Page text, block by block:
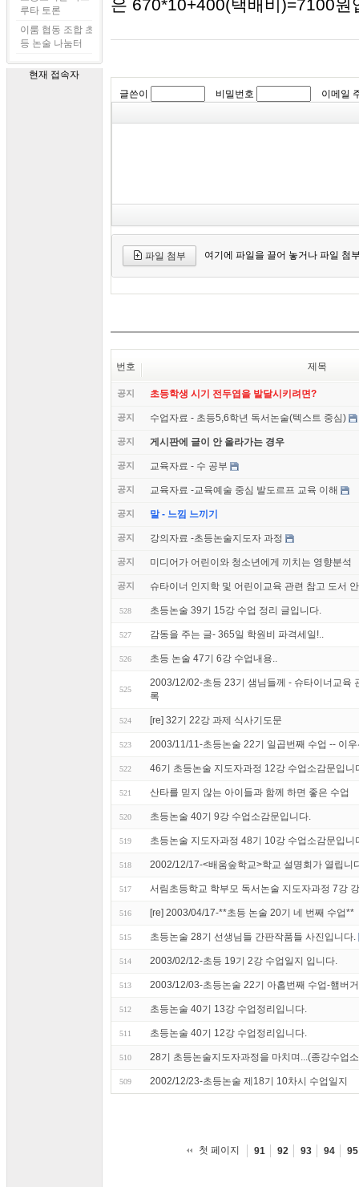
루타 토론
이룸 협동 조합 초
등 논술 나눔터
현재 접속자
은 670*10+400(택배비)=7100원
글쓴이 비밀번호 이메일
파일 첨부 여기에 파일을 끌어 놓거나 파일 첨
번호 제목
공지 초등학생 시기 전두엽을 발달시키려면?
공지 수업자료 - 초등5,6학년 독서논술(텍스트 중심)
공지 게시판에 글이 안 올라가는 경우
공지 교육자료 - 수 공부
공지 교육자료 -교육예술 중심 발도르프 교육 이해
공지 말 - 느낌 느끼기
공지 강의자료 -초등논술지도자 과정
공지 미디어가 어린이와 청소년에게 끼치는 영향분석
공지 슈타이너 인지학 및 어린이교육 관련 참고 도서
528 초등논술 39기 15강 수업 정리 글입니다.
527 감동을 주는 글- 365일 학원비 파격세일!..
526 초등 논술 47기 6강 수업내용..
525
2003/12/02-초등 23기 샘님들께 - 슈타이너교육
록
524 [re] 32기 22강 과제 식사기도문
523 2003/11/11-초등논술 22기 일곱번째 수업 -- 이
522 46기 초등논술 지도자과정 12강 수업소감문입니
521 산타를 믿지 않는 아이들과 함께 하면 좋은 수업
520 초등논술 40기 9강 수업소감문입니다.
519 초등논술 지도자과정 48기 10강 수업소감문입니
518 2002/12/17-<배움숲학교>학교 설명회가 열립니
517 서림초등학교 학부모 독서논술 지도자과정 7강
516 [re] 2003/04/17-**초등 논술 20기 네 번째 수업**
515 초등논술 28기 선생님들 간판작품들 사진입니다.
514 2003/02/12-초등 19기 2강 수업일지 입니다.
513 2003/12/03-초등논술 22기 아홉번째 수업-햄버
512 초등논술 40기 13강 수업정리입니다.
511 초등논술 40기 12강 수업정리입니다.
510 28기 초등논술지도자과정을 마치며...(종강수업
509 2002/12/23-초등논술 제18기 10차시 수업일지
첫 페이지 91 92 93 94 95